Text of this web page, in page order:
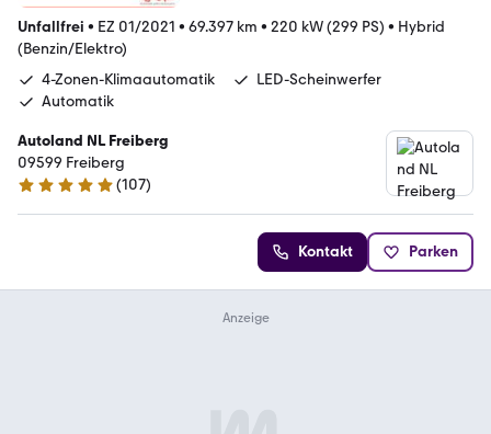
Unfallfrei • EZ 01/2021 • 69.397 km • 220 kW (299 PS) • Hybrid
(Benzin/Elektro)
4-Zonen-Klimaautomatik
LED-Scheinwerfer
Automatik
Autoland NL Freiberg
09599 Freiberg
4.8 Sterne
(107)
Kontakt Parken